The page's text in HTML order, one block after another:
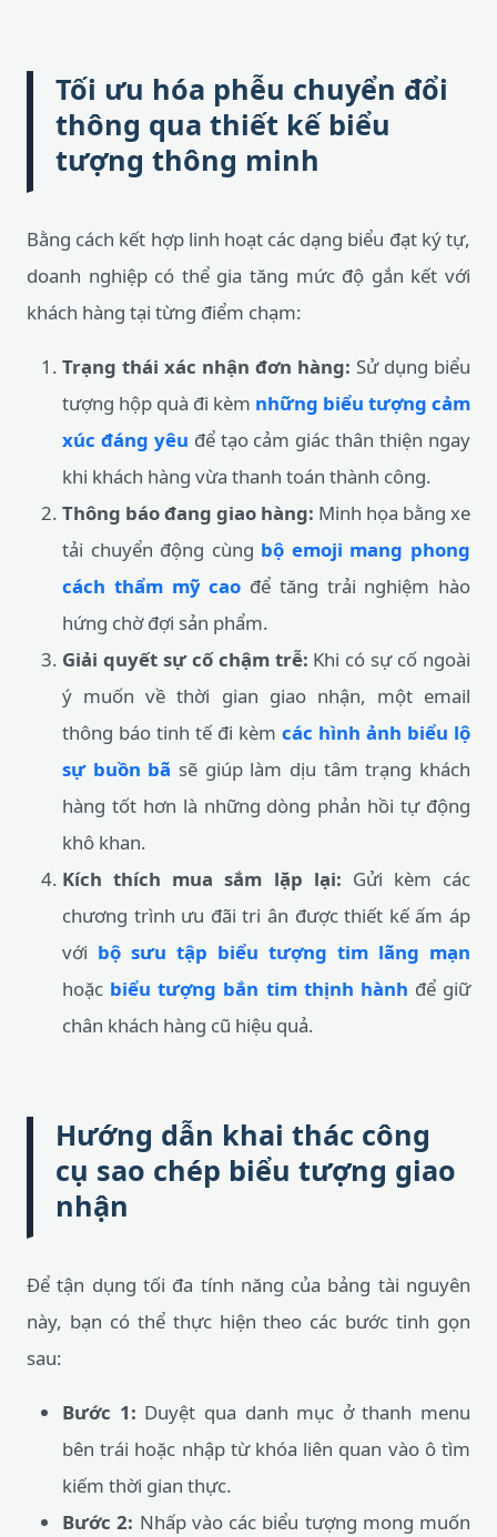
Tối ưu hóa phễu chuyển đổi
thông qua thiết kế biểu
tượng thông minh
Bằng cách kết hợp linh hoạt các dạng biểu đạt ký tự,
doanh nghiệp có thể gia tăng mức độ gắn kết với
khách hàng tại từng điểm chạm:
Trạng thái xác nhận đơn hàng: Sử dụng biểu
tượng hộp quà đi kèm những biểu tượng cảm
xúc đáng yêu để tạo cảm giác thân thiện ngay
khi khách hàng vừa thanh toán thành công.
Thông báo đang giao hàng: Minh họa bằng xe
tải chuyển động cùng bộ emoji mang phong
cách thẩm mỹ cao để tăng trải nghiệm hào
hứng chờ đợi sản phẩm.
Giải quyết sự cố chậm trễ: Khi có sự cố ngoài
ý muốn về thời gian giao nhận, một email
thông báo tinh tế đi kèm các hình ảnh biểu lộ
sự buồn bã sẽ giúp làm dịu tâm trạng khách
hàng tốt hơn là những dòng phản hồi tự động
khô khan.
Kích thích mua sắm lặp lại: Gửi kèm các
chương trình ưu đãi tri ân được thiết kế ấm áp
với bộ sưu tập biểu tượng tim lãng mạn
hoặc biểu tượng bắn tim thịnh hành để giữ
chân khách hàng cũ hiệu quả.
Hướng dẫn khai thác công
cụ sao chép biểu tượng giao
nhận
Để tận dụng tối đa tính năng của bảng tài nguyên
này, bạn có thể thực hiện theo các bước tinh gọn
sau:
Bước 1: Duyệt qua danh mục ở thanh menu
bên trái hoặc nhập từ khóa liên quan vào ô tìm
kiếm thời gian thực.
Bước 2: Nhấp vào các biểu tượng mong muốn